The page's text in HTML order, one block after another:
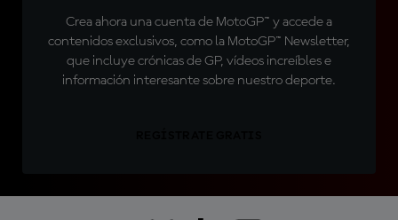
Crea ahora una cuenta de MotoGP™ y accede a
contenidos exclusivos, como la MotoGP™ Newsletter,
que incluye crónicas de GP, vídeos increíbles e
información interesante sobre nuestro deporte.